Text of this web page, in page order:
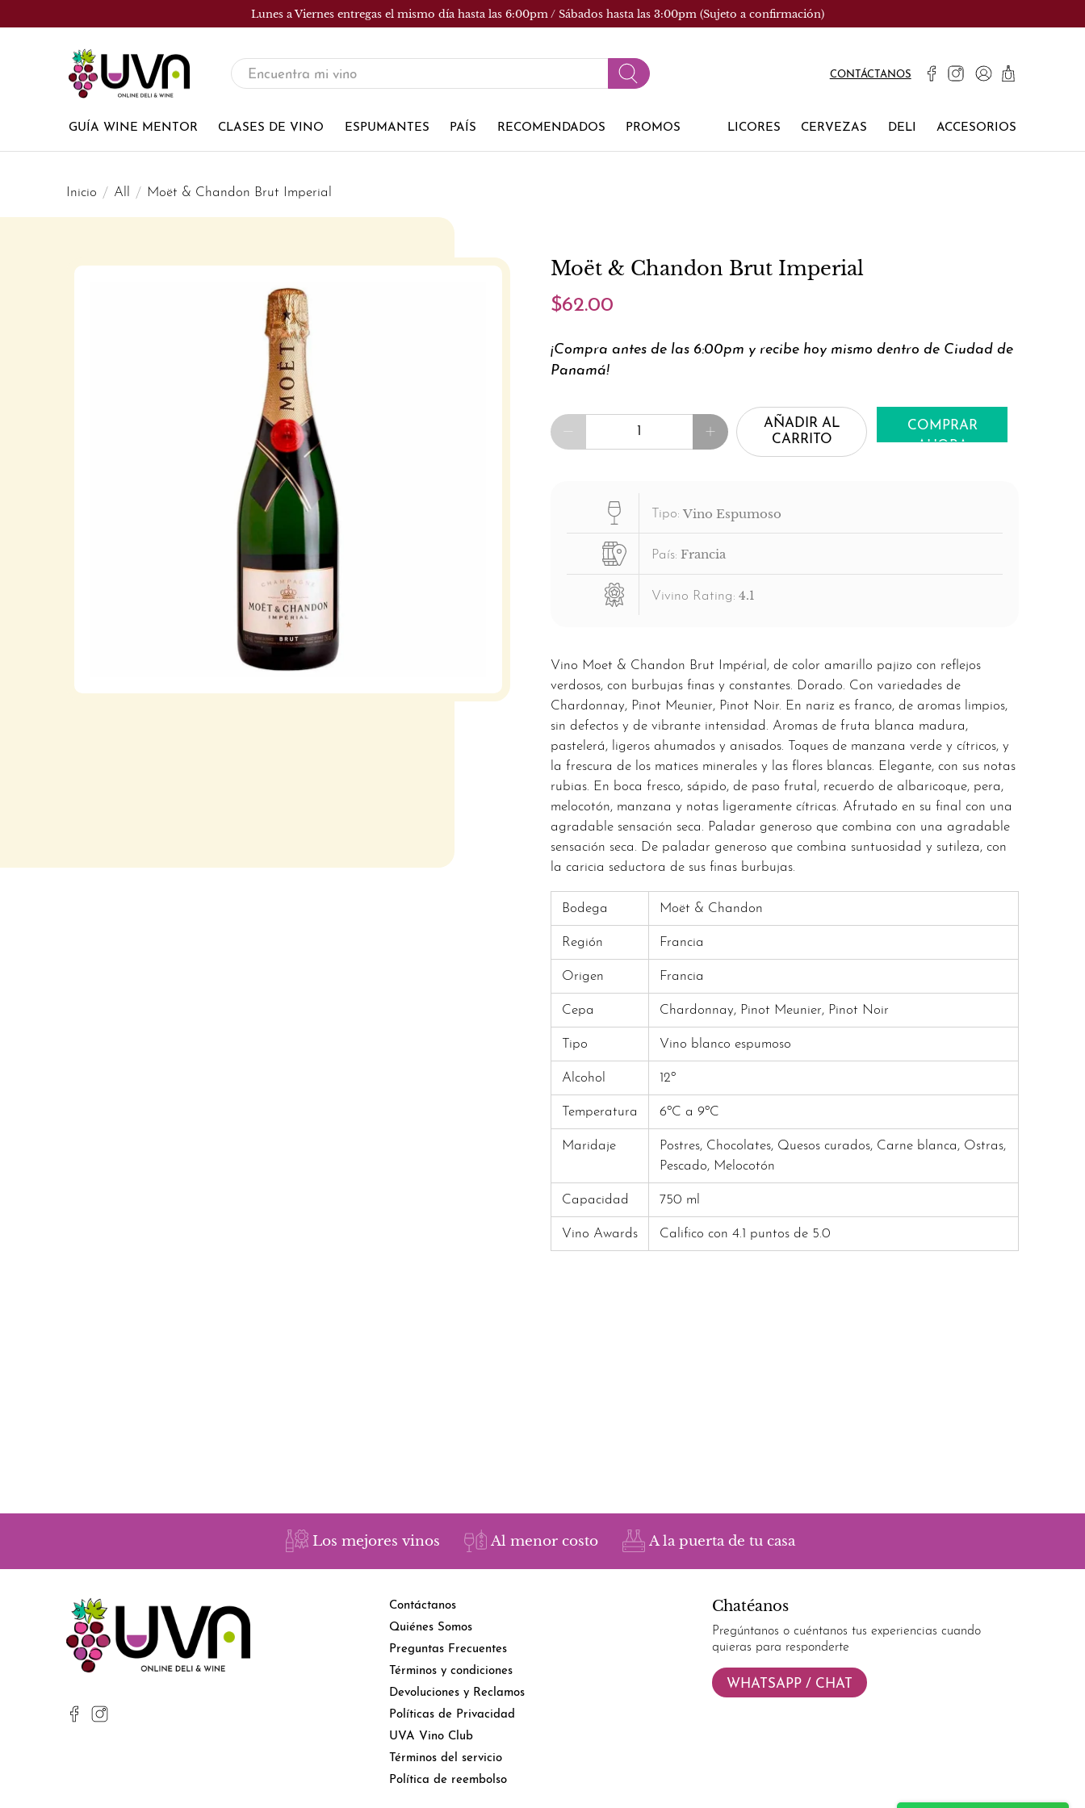
Lunes a Viernes entregas el mismo día hasta las 6:00pm / Sábados hasta las 3:00pm (Sujeto a confirmación)
UVA
Tienda
de
vinos
CONTÁCTANOS
GUÍA WINE MENTOR CLASES DE VINO ESPUMANTES PAÍS RECOMENDADOS PROMOS LICORES CERVEZAS DELI ACCESORIOS
Inicio All Moët & Chandon Brut Imperial
Moët & Chandon Brut Imperial
$62.00
¡Compra antes de las 6:00pm y recibe hoy mismo dentro de Ciudad de
Panamá!
Cantidad
AÑADIR AL
CARRITO
COMPRAR
AHORA
Tipo: Vino Espumoso
País: Francia
Vivino Rating: 4.1
Vino Moet & Chandon Brut Impérial, de color amarillo pajizo con reflejos
verdosos, con burbujas finas y constantes. Dorado. Con variedades de
Chardonnay, Pinot Meunier, Pinot Noir. En nariz es franco, de aromas limpios,
sin defectos y de vibrante intensidad. Aromas de fruta blanca madura,
pastelerá, ligeros ahumados y anisados. Toques de manzana verde y cítricos, y
la frescura de los matices minerales y las flores blancas. Elegante, con sus notas
rubias. En boca fresco, sápido, de paso frutal, recuerdo de albaricoque, pera,
melocotón, manzana y notas ligeramente cítricas. Afrutado en su final con una
agradable sensación seca. Paladar generoso que combina con una agradable
sensación seca. De paladar generoso que combina suntuosidad y sutileza, con
la caricia seductora de sus finas burbujas.
Bodega Moët & Chandon
Región Francia
Origen Francia
Cepa Chardonnay, Pinot Meunier, Pinot Noir
Tipo Vino blanco espumoso
Alcohol 12º
Temperatura 6ºC a 9ºC
Maridaje
Postres, Chocolates, Quesos curados, Carne blanca, Ostras,
Pescado, Melocotón
Capacidad 750 ml
Vino Awards Califico con 4.1 puntos de 5.0
Los mejores vinos Al menor costo A la puerta de tu casa
Contáctanos
Quiénes Somos
Preguntas Frecuentes
Términos y condiciones
Devoluciones y Reclamos
Políticas de Privacidad
UVA Vino Club
Términos del servicio
Política de reembolso
Chatéanos
Pregúntanos o cuéntanos tus experiencias cuando
quieras para responderte
WHATSAPP / CHAT